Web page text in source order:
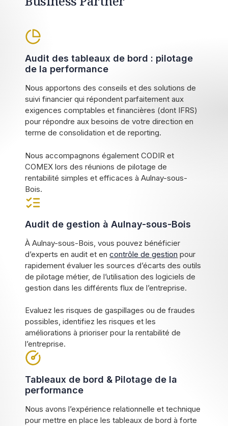
Audit des tableaux de bord : pilotage
de la performance
Nous apportons des conseils et des solutions de
suivi financier qui répondent parfaitement aux
exigences comptables et financières (dont IFRS)
pour répondre aux besoins de votre direction en
terme de consolidation et de reporting.
Nous accompagnons également CODIR et
COMEX lors des réunions de pilotage de
rentabilité simples et efficaces à Aulnay-sous-
Bois.
Audit de gestion à Aulnay-sous-Bois
À Aulnay-sous-Bois, vous pouvez bénéficier
d’experts en audit et encontrôle de gestion pour
rapidement évaluer les sources d’écarts des outils
de pilotage métier, de l’utilisation des logiciels de
gestion dans les différents flux de l’entreprise.
Evaluez les risques de gaspillages ou de fraudes
possibles, identifiez les risques et les
améliorations à prioriser pour la rentabilité de
l’entreprise.
Tableaux de bord & Pilotage de la
performance
Nous avons l’expérience relationnelle et technique
pour mettre en place les tableaux de bord à forte